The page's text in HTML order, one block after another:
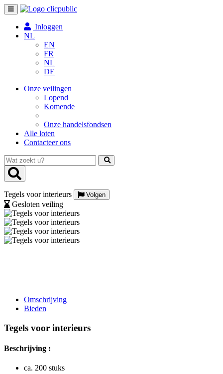
Toggle
navigation
Inloggen
NL
EN
FR
NL
DE
Onze veilingen
Lopend
Komende
Onze handelsfondsen
Alle loten
Contacteer ons
Wat
zoekt
u?
Tegels voor interieurs Volgen
Gesloten veiling
Omschrijving
Bieden
Tegels voor interieurs
Beschrijving :
ca. 200 stuks